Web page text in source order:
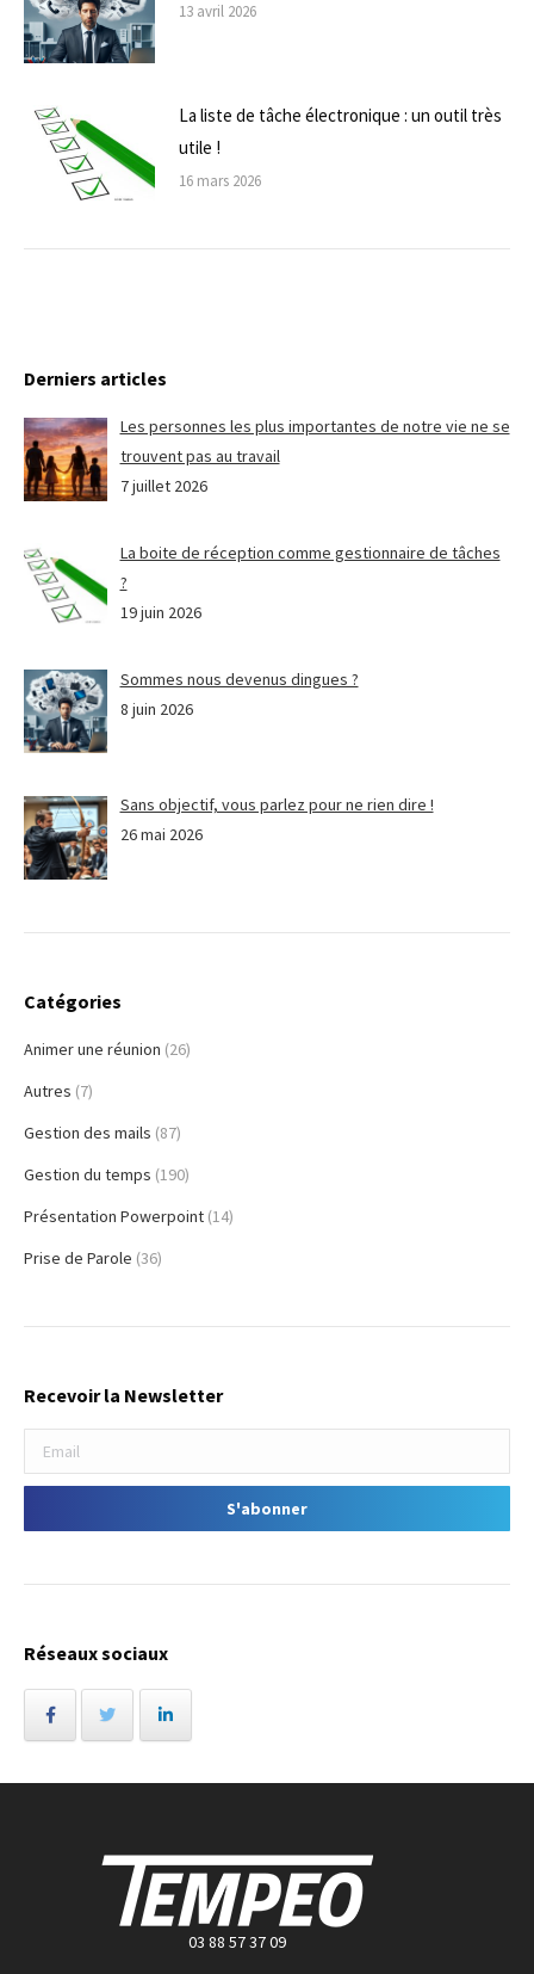
13 avril 2026
La liste de tâche électronique : un outil très
utile !
16 mars 2026
Derniers articles
Les personnes les plus importantes de notre vie ne se
trouvent pas au travail
7 juillet 2026
La boite de réception comme gestionnaire de tâches
?
19 juin 2026
Sommes nous devenus dingues ?
8 juin 2026
Sans objectif, vous parlez pour ne rien dire !
26 mai 2026
Catégories
Animer une réunion (26)
Autres (7)
Gestion des mails (87)
Gestion du temps (190)
Présentation Powerpoint (14)
Prise de Parole (36)
Recevoir la Newsletter
Réseaux sociaux
03 88 57 37 09